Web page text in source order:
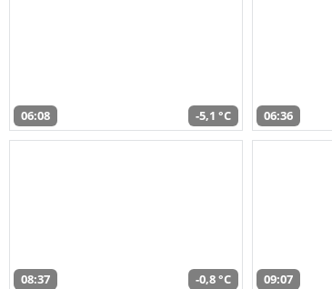
06:08 -5,1 °C 06:36
08:37 -0,8 °C 09:07